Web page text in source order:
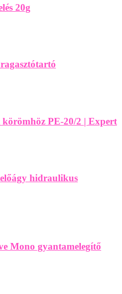
20g
PE-20/2 | Expert
hidraulikus
Mono gyantamelegítő